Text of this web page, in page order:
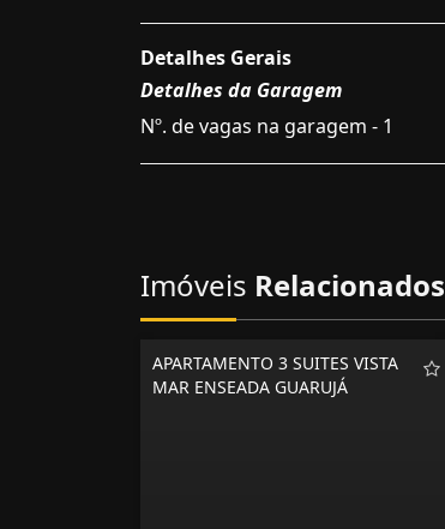
Detalhes Gerais
Detalhes da Garagem
Nº. de vagas na garagem - 1
Imóveis Relacionados
APARTAMENTO 3 SUITES VISTA
MAR ENSEADA GUARUJÁ